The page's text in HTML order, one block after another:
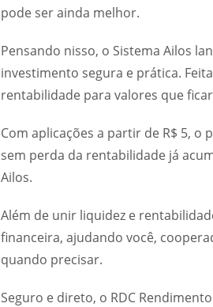
pode ser ainda melhor.
Pensando nisso, o Sistema Ailos
investimento segura e prática.
rentabilidade para valores que
Com aplicações a partir de R$ 5,
sem perda da rentabilidade já
Ailos.
Além de unir liquidez e
financeira, ajudando você,
quando precisar.
Seguro e direto, o RDC